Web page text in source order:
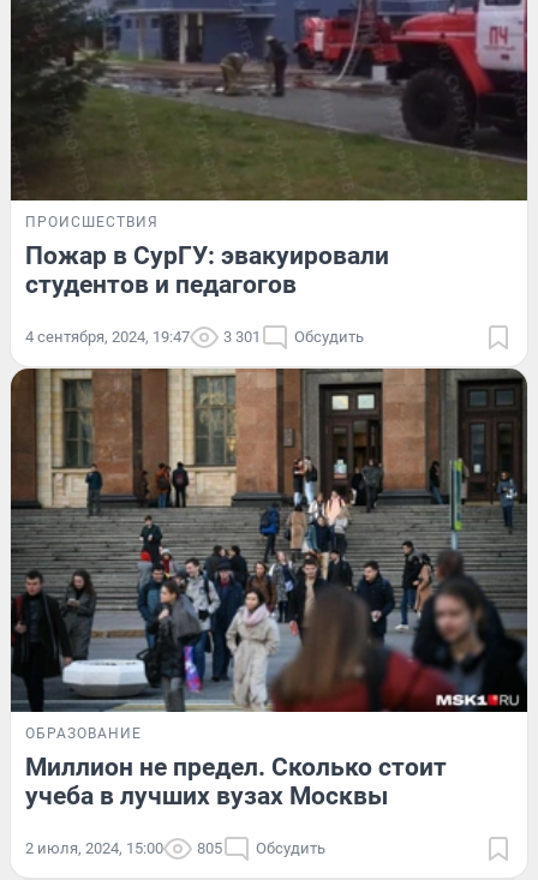
ПРОИСШЕСТВИЯ
Пожар в СурГУ: эвакуировали
студентов и педагогов
4 сентября, 2024, 19:47 3 301 Обсудить
ОБРАЗОВАНИЕ
Миллион не предел. Сколько стоит
учеба в лучших вузах Москвы
2 июля, 2024, 15:00 805 Обсудить